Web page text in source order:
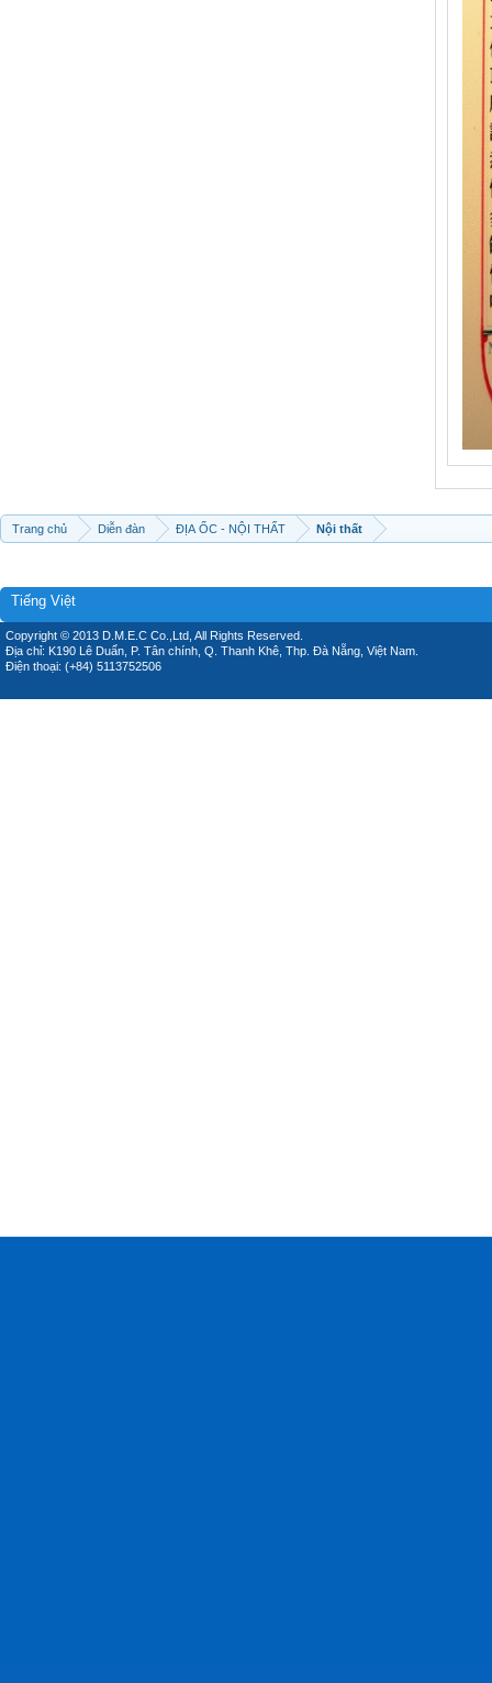
Trang chủ Diễn đàn ĐỊA ỐC - NỘI THẤT Nội thất
Tiếng Việt
Copyright © 2013 D.M.E.C Co.,Ltd, All Rights Reserved.
Địa chỉ: K190 Lê Duẩn, P. Tân chính, Q. Thanh Khê, Thp. Đà Nẵng, Việt Nam.
Điện thoại: (+84) 5113752506